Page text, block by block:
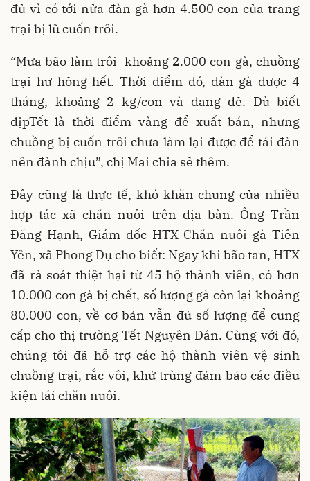
đủ vì có tới nửa đàn gà hơn 4.500 con của trang
trại bị lũ cuốn trôi.
“Mưa bão làm trôi khoảng 2.000 con gà, chuồng
trại hư hỏng hết. Thời điểm đó, đàn gà được 4
tháng, khoảng 2 kg/con và đang đẻ. Dù biết
dịpTết là thời điểm vàng để xuất bán, nhưng
chuồng bị cuốn trôi chưa làm lại được để tái đàn
nên đành chịu”, chị Mai chia sẻ thêm.
Đây cũng là thực tế, khó khăn chung của nhiều
hợp tác xã chăn nuôi trên địa bàn. Ông Trần
Đăng Hạnh, Giám đốc HTX Chăn nuôi gà Tiên
Yên, xã Phong Dụ cho biết: Ngay khi bão tan, HTX
đã rà soát thiệt hại từ 45 hộ thành viên, có hơn
10.000 con gà bị chết, số lượng gà còn lại khoảng
80.000 con, về cơ bản vẫn đủ số lượng để cung
cấp cho thị trường Tết Nguyên Đán. Cùng với đó,
chúng tôi đã hỗ trợ các hộ thành viên vệ sinh
chuồng trại, rắc vôi, khử trùng đảm bảo các điều
kiện tái chăn nuôi.